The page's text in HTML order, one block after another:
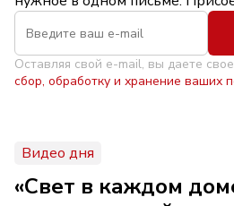
Оставляя свой e-mail, вы даете
сбор, обработку и хранение ваших
Видео дня
«Свет в каждом